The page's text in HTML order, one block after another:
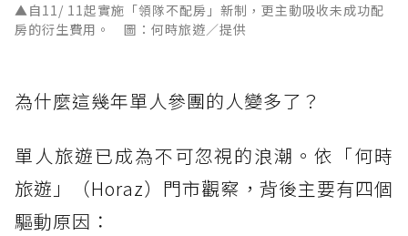
▲自11/ 11起實施「領隊不配房」新制，更主動吸收未成功配
房的衍生費用。 圖：何時旅遊／提供
為什麼這幾年單人參團的人變多了？
單人旅遊已成為不可忽視的浪潮。依「何時
旅遊」（Horaz）門市觀察，背後主要有四個
驅動原因：